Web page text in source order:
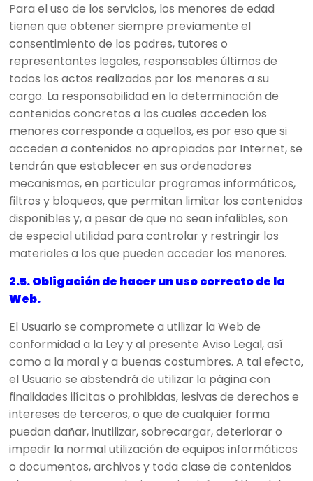
Para el uso de los servicios, los menores de edad
tienen que obtener siempre previamente el
consentimiento de los padres, tutores o
representantes legales, responsables últimos de
todos los actos realizados por los menores a su
cargo. La responsabilidad en la determinación de
contenidos concretos a los cuales acceden los
menores corresponde a aquellos, es por eso que si
acceden a contenidos no apropiados por Internet, se
tendrán que establecer en sus ordenadores
mecanismos, en particular programas informáticos,
filtros y bloqueos, que permitan limitar los contenidos
disponibles y, a pesar de que no sean infalibles, son
de especial utilidad para controlar y restringir los
materiales a los que pueden acceder los menores.
2.5. Obligación de hacer un uso correcto de la
Web.
El Usuario se compromete a utilizar la Web de
conformidad a la Ley y al presente Aviso Legal, así
como a la moral y a buenas costumbres. A tal efecto,
el Usuario se abstendrá de utilizar la página con
finalidades ilícitas o prohibidas, lesivas de derechos e
intereses de terceros, o que de cualquier forma
puedan dañar, inutilizar, sobrecargar, deteriorar o
impedir la normal utilización de equipos informáticos
o documentos, archivos y toda clase de contenidos